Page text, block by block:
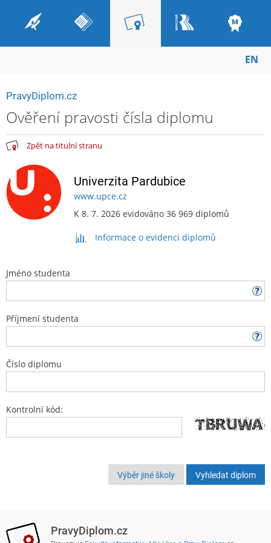
EN
PravyDiplom.cz
Ověření pravosti čísla diplomu
Zpět na titulní stranu
Univerzita Pardubice
www.upce.cz
K 8. 7. 2026 evidováno 36 969 diplomů
Informace o evidenci diplomů
Jméno studenta
Příjmení studenta
Číslo diplomu
Kontrolní kód:
Výběr jiné školy
PravyDiplom.cz